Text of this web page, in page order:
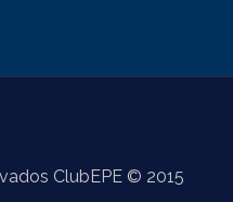
ClubEPE © 2015